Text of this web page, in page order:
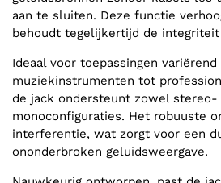
aan te sluiten. Deze functie
behoudt tegelijkertijd de integriteit
Ideaal voor toepassingen variërend
muziekinstrumenten tot
de jack ondersteunt zowel stereo-
monoconfiguraties. Het robuuste
interferentie, wat zorgt voor een
ononderbroken geluidsweergave.